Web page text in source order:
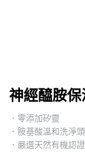
神經醯胺
．零添加矽靈
．胺基酸溫和洗淨
．嚴選天然有機認